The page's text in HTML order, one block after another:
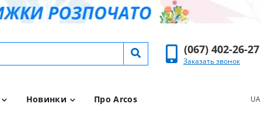
(067) 402-26-27
Заказать звонок
Новинки Про Arcos UA